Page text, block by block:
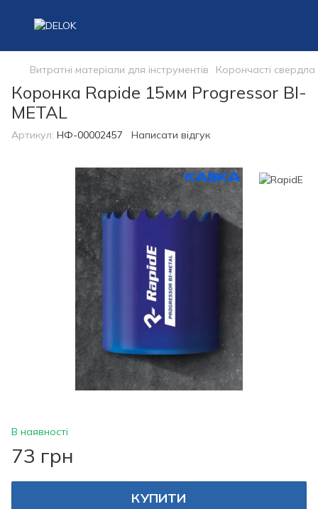
Витратні матеріали для інструментів Корончасті свердла
Коронка Rapide 15мм Progressor BI-
METAL
Артикул: НФ-00002457 Написати відгук
В наявності
73 грн
КУПИТИ